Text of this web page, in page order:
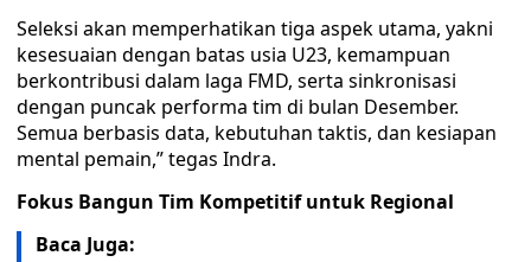
Seleksi akan memperhatikan tiga aspek utama, yakni
kesesuaian dengan batas usia U23, kemampuan
berkontribusi dalam laga FMD, serta sinkronisasi
dengan puncak performa tim di bulan Desember.
Semua berbasis data, kebutuhan taktis, dan kesiapan
mental pemain,” tegas Indra.
Fokus Bangun Tim Kompetitif untuk Regional
Baca Juga: